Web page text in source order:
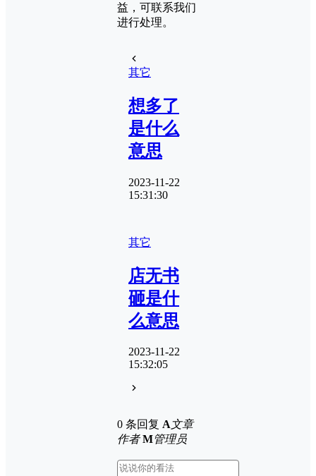
益，可联系我们
进行处理。
其它
想多了
是什么
意思
2023-11-22
15:31:30
其它
店无书
砸是什
么意思
2023-11-22
15:32:05
0 条回复 A文章
作者 M管理员